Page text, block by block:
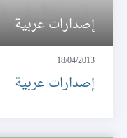
إصدارات عربية
18/04/2013
إصدارات عربية